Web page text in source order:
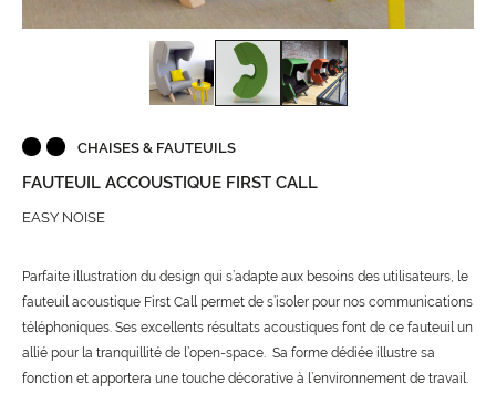
CHAISES & FAUTEUILS
FAUTEUIL ACCOUSTIQUE FIRST CALL
EASY NOISE
Parfaite illustration du design qui s’adapte aux besoins des utilisateurs, le
fauteuil acoustique First Call permet de s’isoler pour nos communications
téléphoniques. Ses excellents résultats acoustiques font de ce fauteuil un
allié pour la tranquillité de l’open-space. Sa forme dédiée illustre sa
fonction et apportera une touche décorative à l’environnement de travail.